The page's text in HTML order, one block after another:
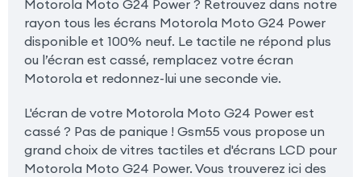
Motorola Moto G24 Power ? Retrouvez dans notre
rayon tous les écrans Motorola Moto G24 Power
disponible et 100% neuf. Le tactile ne répond plus
ou l’écran est cassé, remplacez votre écran
Motorola et redonnez-lui une seconde vie.
L'écran de votre Motorola Moto G24 Power est
cassé ? Pas de panique ! Gsm55 vous propose un
grand choix de vitres tactiles et d'écrans LCD pour
Motorola Moto G24 Power. Vous trouverez ici des